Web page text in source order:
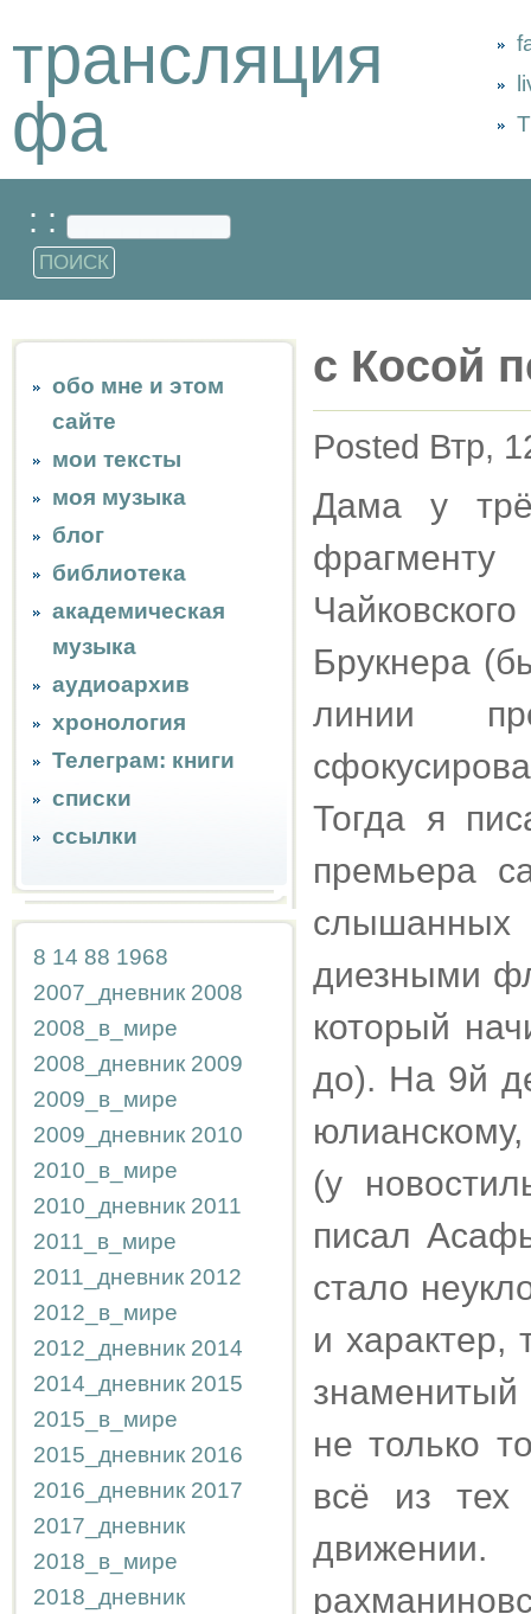
трансляция
фа
: :
обо мне и этом
сайте
мои тексты
моя музыка
блог
библиотека
академическая
музыка
аудиоархив
хронология
Телеграм: книги
списки
ссылки
8 14 88 1968
2007_дневник 2008
2008_в_мире
2008_дневник 2009
2009_в_мире
2009_дневник 2010
2010_в_мире
2010_дневник 2011
2011_в_мире
2011_дневник 2012
2012_в_мире
2012_дневник 2014
2014_дневник 2015
2015_в_мире
2015_дневник 2016
2016_дневник 2017
2017_дневник
2018_в_мире
2018_дневник
с Косой
Posted Втр,
Дама у
Брукнера
линии
Тогда я
премьера
слышанных
диезными
который
до). На 9й
(у
писал
стало
и
не только
всё из тех